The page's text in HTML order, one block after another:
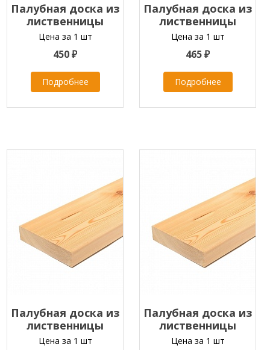
Палубная доска из
лиственницы
35х90х2000-4000 мм
класс С
Цена за 1 шт
450 ₽
Подробнее
Палубная доска из
лиственницы
35х90х2000-4000 мм
класс ПРИМА
Цена за 1 шт
465 ₽
Подробнее
Палубная доска из
лиственницы
35х90х2000-4000 мм
Цена за 1 шт
Палубная доска из
лиственницы
35х90х2000-4000 мм
Цена за 1 шт